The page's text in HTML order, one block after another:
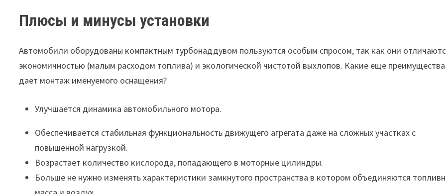
Плюсы и минусы установки
Автомобили оборудованы компактным турбонаддувом пользуются особым спросом, так как они
экономичностью (малым расходом топлива) и экологической чистотой выхлопов. Какие еще преимущества
дает монтаж именуемого оснащения?
Улучшается динамика автомобильного мотора.
Обеспечивается стабильная функциональность движущего агрегата даже на сложных участках с
повышенной нагрузкой.
Возрастает количество кислорода, попадающего в моторные цилиндры.
Больше не нужно изменять характеристики замкнутого пространства в котором объединяются